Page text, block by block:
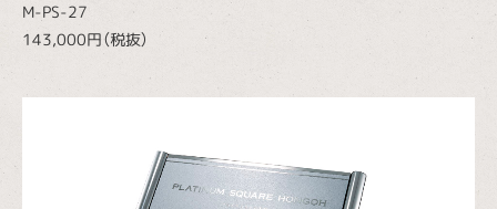
M-PS-27
143,000円（税抜）